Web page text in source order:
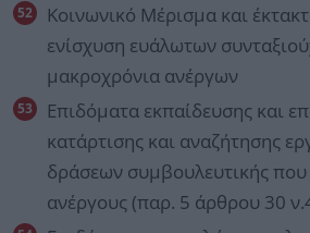
Κοινωνικό Μέρισμα και
ενίσχυση ευάλωτων
μακροχρόνια ανέργων
Επιδόματα εκπαίδευσης και
κατάρτισης και αναζήτησης
δράσεων συμβουλευτικής που
ανέργους (παρ. 5 άρθρου 30